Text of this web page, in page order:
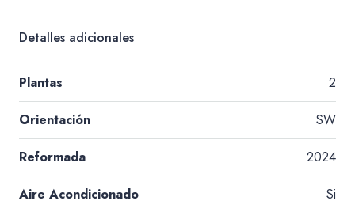
Detalles adicionales
Plantas 2
Orientación SW
Reformada 2024
Aire Acondicionado Si